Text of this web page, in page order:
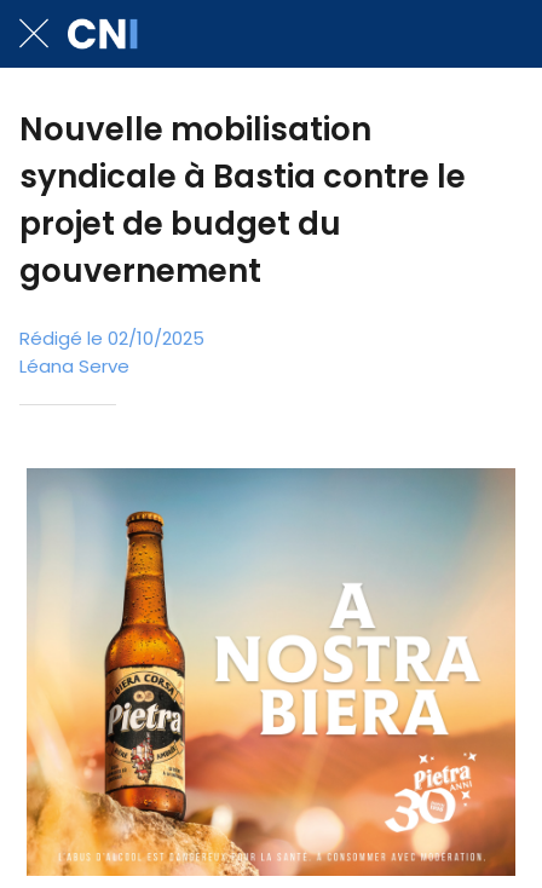
Nouvelle mobilisation
syndicale à Bastia contre le
projet de budget du
gouvernement
Rédigé le 02/10/2025
Léana Serve